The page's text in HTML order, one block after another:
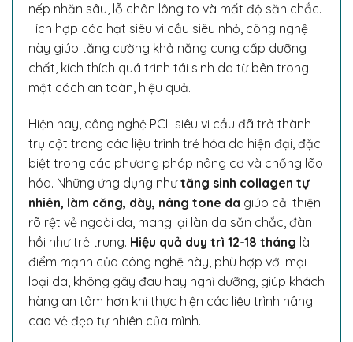
nếp nhăn sâu, lỗ chân lông to và mất độ săn chắc.
Tích hợp các hạt siêu vi cầu siêu nhỏ, công nghệ
này giúp tăng cường khả năng cung cấp dưỡng
chất, kích thích quá trình tái sinh da từ bên trong
một cách an toàn, hiệu quả.
Hiện nay, công nghệ PCL siêu vi cầu đã trở thành
trụ cột trong các liệu trình trẻ hóa da hiện đại, đặc
biệt trong các phương pháp nâng cơ và chống lão
hóa. Những ứng dụng nhưtăng sinh collagen tự
nhiên, làm căng, dày, nâng tone da giúp cải thiện
rõ rệt vẻ ngoài da, mang lại làn da săn chắc, đàn
hồi như trẻ trung. Hiệu quả duy trì 12-18 tháng là
điểm mạnh của công nghệ này, phù hợp với mọi
loại da, không gây đau hay nghỉ dưỡng, giúp khách
hàng an tâm hơn khi thực hiện các liệu trình nâng
cao vẻ đẹp tự nhiên của mình.